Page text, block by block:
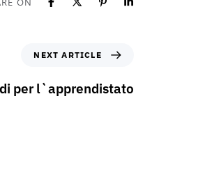
NEXT ARTICLE
per l`apprendistato